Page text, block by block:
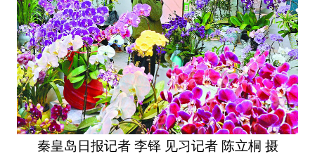
秦皇岛日报记者 李铎 见习记者 陈立桐 摄